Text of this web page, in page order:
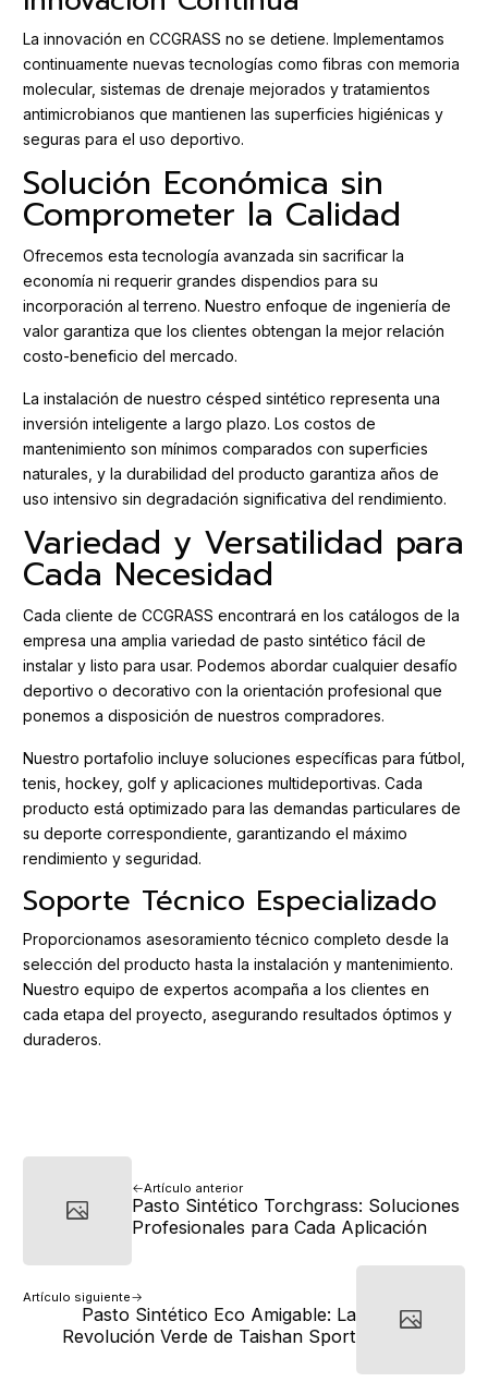
La innovación en CCGRASS no se detiene. Implementamos
continuamente nuevas tecnologías como fibras con memoria
molecular, sistemas de drenaje mejorados y tratamientos
antimicrobianos que mantienen las superficies higiénicas y
seguras para el uso deportivo.
Solución Económica sin
Comprometer la Calidad
Ofrecemos esta tecnología avanzada sin sacrificar la
economía ni requerir grandes dispendios para su
incorporación al terreno. Nuestro enfoque de ingeniería de
valor garantiza que los clientes obtengan la mejor relación
costo-beneficio del mercado.
La instalación de nuestro césped sintético representa una
inversión inteligente a largo plazo. Los costos de
mantenimiento son mínimos comparados con superficies
naturales, y la durabilidad del producto garantiza años de
uso intensivo sin degradación significativa del rendimiento.
Variedad y Versatilidad para
Cada Necesidad
Cada cliente de CCGRASS encontrará en los catálogos de la
empresa una amplia variedad de pasto sintético fácil de
instalar y listo para usar. Podemos abordar cualquier desafío
deportivo o decorativo con la orientación profesional que
ponemos a disposición de nuestros compradores.
Nuestro portafolio incluye soluciones específicas para fútbol,
tenis, hockey, golf y aplicaciones multideportivas. Cada
producto está optimizado para las demandas particulares de
su deporte correspondiente, garantizando el máximo
rendimiento y seguridad.
Soporte Técnico Especializado
Proporcionamos asesoramiento técnico completo desde la
selección del producto hasta la instalación y mantenimiento.
Nuestro equipo de expertos acompaña a los clientes en
cada etapa del proyecto, asegurando resultados óptimos y
duraderos.
Artículo anterior
Pasto Sintético Torchgrass: Soluciones
Profesionales para Cada Aplicación
Artículo siguiente
Pasto Sintético Eco Amigable: La
Revolución Verde de Taishan Sport